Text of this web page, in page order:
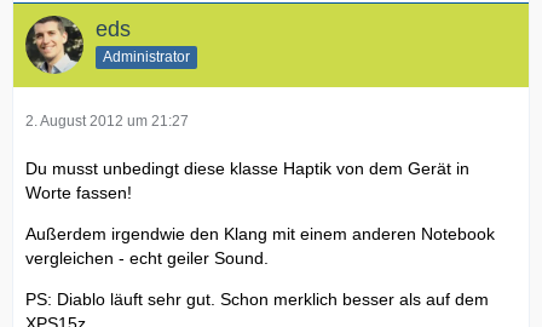
eds
Administrator
2. August 2012 um 21:27
Du musst unbedingt diese klasse Haptik von dem Gerät in
Worte fassen!
Außerdem irgendwie den Klang mit einem anderen Notebook
vergleichen - echt geiler Sound.
PS: Diablo läuft sehr gut. Schon merklich besser als auf dem
XPS15z